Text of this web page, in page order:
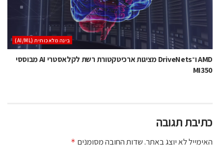
בינה מלאכותית (AI/ML)
AMD ו־DriveNets מציגות ארכיטקטורת רשת לקלאסטרי AI מבוססי
MI350
כתיבת תגובה
האימייל לא יוצג באתר.שדות החובה מסומנים *